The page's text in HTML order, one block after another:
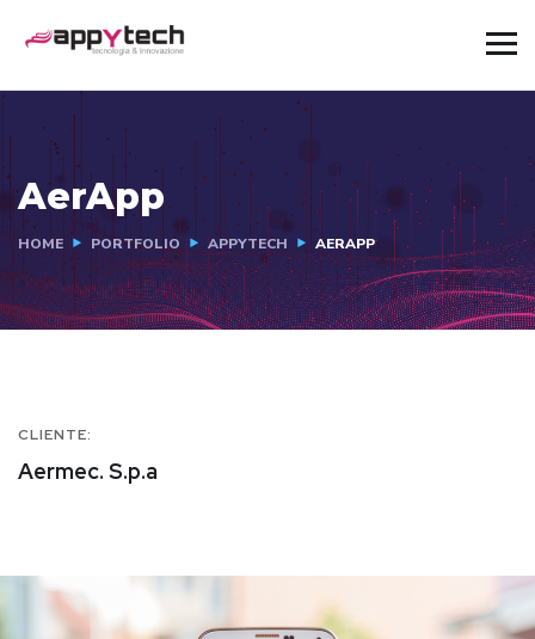
AerApp
HOME PORTFOLIO APPYTECH AERAPP
CLIENTE:
Aermec. S.p.a